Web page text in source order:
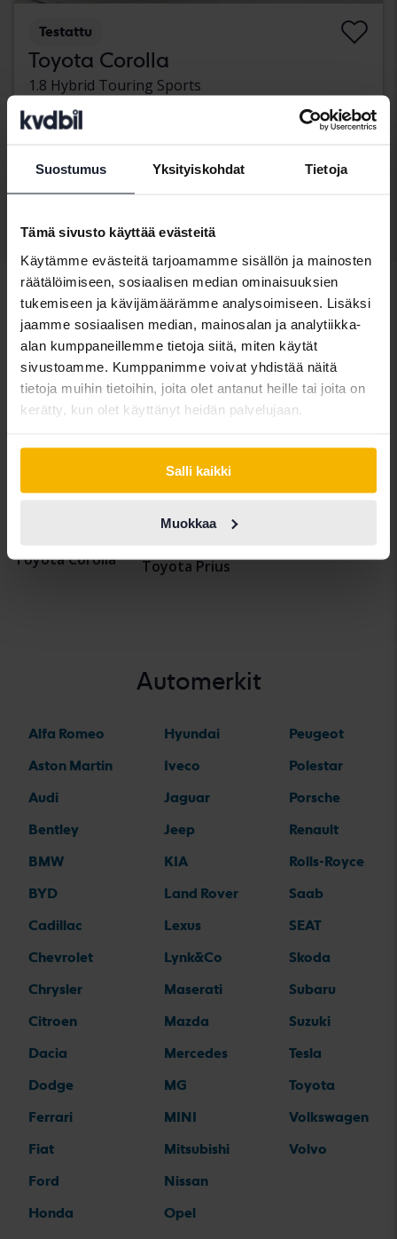
Suostumus Yksityiskohdat Tietoja
Tämä sivusto käyttää evästeitä
Käytämme evästeitä tarjoamamme sisällön ja mainosten
räätälöimiseen, sosiaalisen median ominaisuuksien
tukemiseen ja kävijämäärämme analysoimiseen. Lisäksi
jaamme sosiaalisen median, mainosalan ja analytiikka-
alan kumppaneillemme tietoja siitä, miten käytät
sivustoamme. Kumppanimme voivat yhdistää näitä
tietoja muihin tietoihin, joita olet antanut heille tai joita on
kerätty, kun olet käyttänyt heidän palvelujaan.
Salli kaikki
Muokkaa
Testattu
Toyota Corolla
1.8 Hybrid Touring Sports
2023
211 070 km
Kungälv (Ellesbo)
Rahoituksen kanssa 958 SEK/kk
Näytä 3 of 3 osumia
Ajoneuvot Toyota Corolla
Toyotamallit
Toyota Auris
Toyota Avensis
Toyota Aygo
Toyota Corolla
Toyota Corolla
Toyota Hilux
Cruiser
Toyota Prius
Toyota Rav4
Toyota Verso
Toyota Yaris
Automerkit
Alfa Romeo
Aston Martin
Audi
Bentley
BMW
BYD
Cadillac
Chevrolet
Chrysler
Citroen
Dacia
Dodge
Ferrari
Fiat
Ford
Honda
Hyundai
Iveco
Jaguar
Jeep
KIA
Land Rover
Lexus
Lynk&Co
Maserati
Mazda
Mercedes
MG
MINI
Mitsubishi
Nissan
Opel
Peugeot
Polestar
Porsche
Renault
Rolls-Royce
Saab
SEAT
Skoda
Subaru
Suzuki
Tesla
Toyota
Volkswagen
Volvo